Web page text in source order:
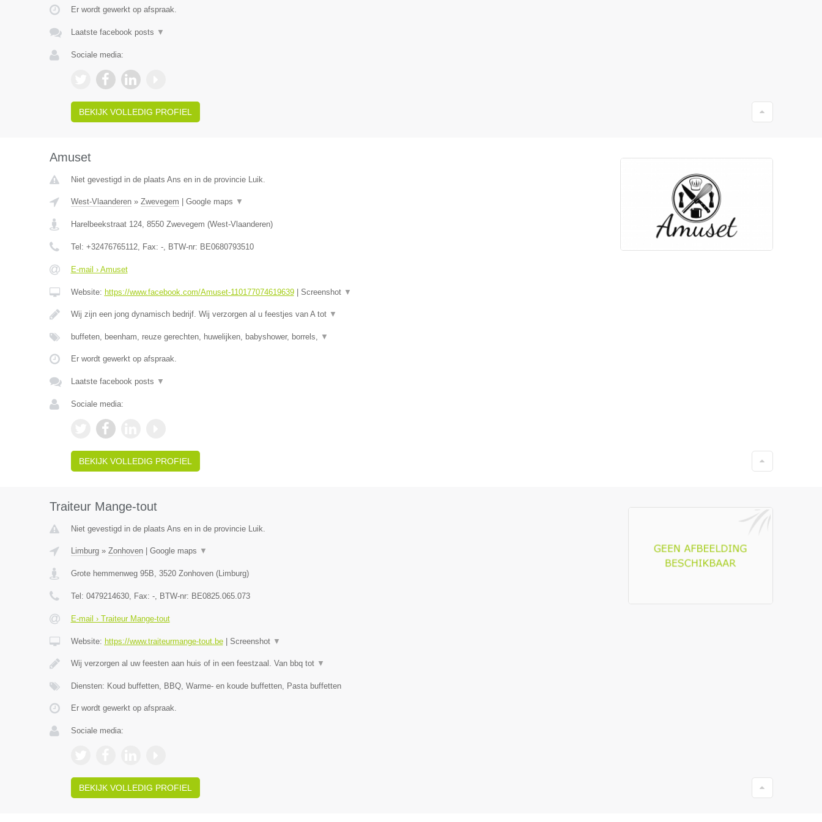
Er wordt gewerkt op afspraak.
Laatste facebook posts ▼
Sociale media:
BEKIJK VOLLEDIG PROFIEL
Amuset
Niet gevestigd in de plaats Ans en in de provincie Luik.
West-Vlaanderen» Zwevegem Google maps ▼
Harelbeekstraat 124, 8550 Zwevegem (West-Vlaanderen)
Tel: +32476765112, Fax: -, BTW-nr: BE0680793510
E-mail › Amuset
Website: https://www.facebook.com/Amuset-110177074619639| Screenshot ▼
Wij zijn een jong dynamisch bedrijf. Wij verzorgen al u feestjes van A tot ▼
buffeten, beenham, reuze gerechten, huwelijken, babyshower, borrels, ▼
Er wordt gewerkt op afspraak.
Laatste facebook posts ▼
Sociale media:
BEKIJK VOLLEDIG PROFIEL
Traiteur Mange-tout
Niet gevestigd in de plaats Ans en in de provincie Luik.
Limburg» Zonhoven| Google maps ▼
Grote hemmenweg 95B, 3520 Zonhoven(Limburg)
Tel: 0479214630, Fax: -, BTW-nr: BE0825.065.073
E-mail › Traiteur Mange-tout
Website: https://www.traiteurmange-tout.be| Screenshot ▼
Wij verzorgen al uw feesten aan huis of in een feestzaal. Van bbq tot ▼
Diensten: Koud buffetten, BBQ, Warme- en koude buffetten, Pasta buffetten
Er wordt gewerkt op afspraak.
Sociale media:
BEKIJK VOLLEDIG PROFIEL